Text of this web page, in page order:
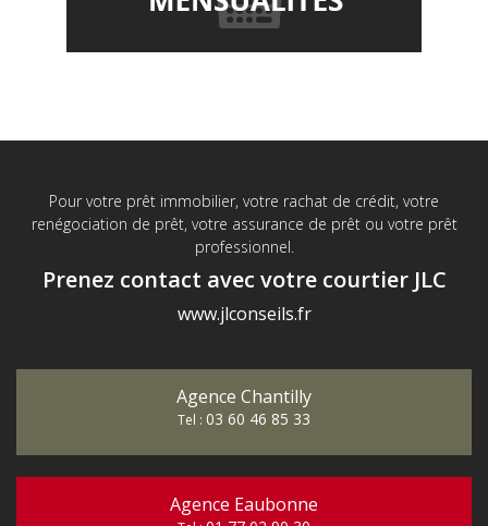
Pour votre prêt immobilier, votre rachat de crédit, votre
renégociation de prêt, votre assurance de prêt ou votre prêt
professionnel.
Prenez contact avec votre courtier JLC
www.jlconseils.fr
Agence Chantilly
Tel : 03 60 46 85 33
Agence Eaubonne